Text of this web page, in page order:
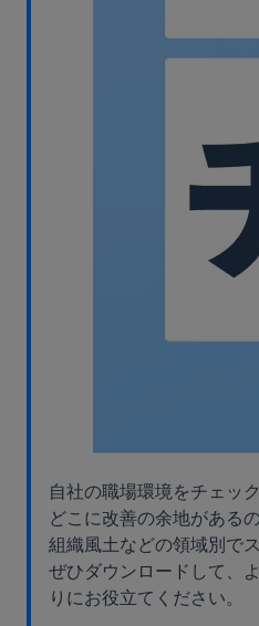
自社の職場環境をチェッ
どこに改善の余地がある
組織風土などの領域別で
ぜひダウンロードして、
りにお役立てください。